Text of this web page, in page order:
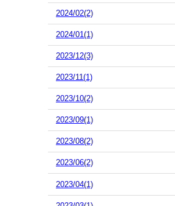
2024/02(2)
2024/01(1)
2023/12(3)
2023/11(1)
2023/10(2)
2023/09(1)
2023/08(2)
2023/06(2)
2023/04(1)